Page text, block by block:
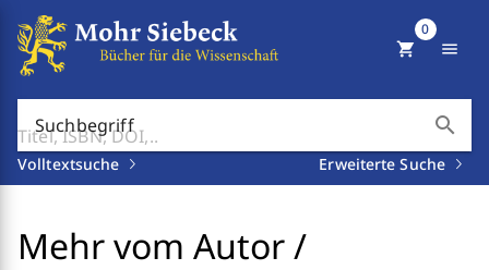
Suchbegriff search
Volltextsuche Erweiterte Suche
shopping_cart
0
menu
Mehr vom Autor /